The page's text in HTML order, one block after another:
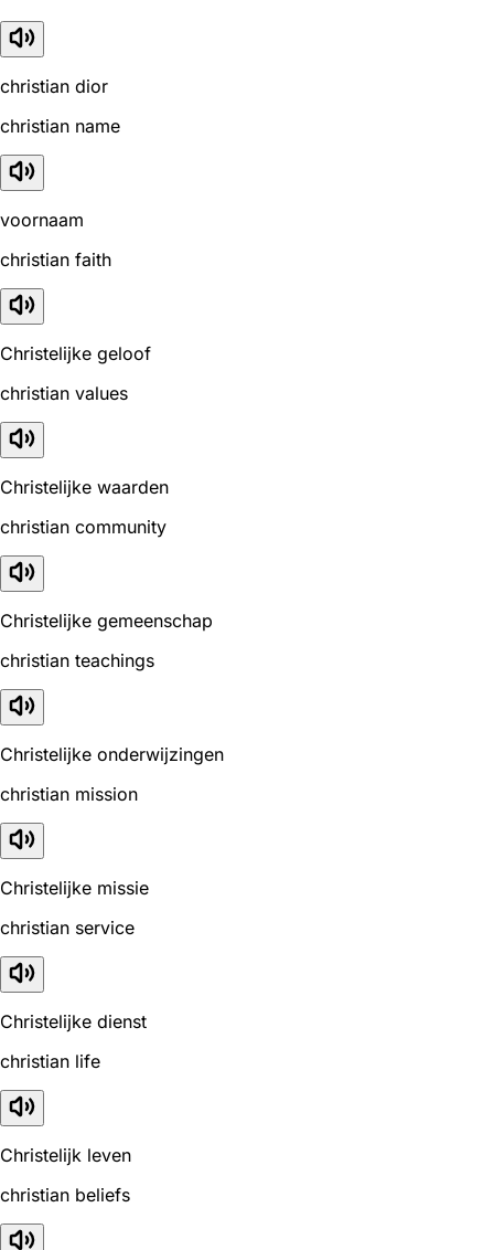
christian dior
christian name
voornaam
christian faith
Christelijke geloof
christian values
Christelijke waarden
christian community
Christelijke gemeenschap
christian teachings
Christelijke onderwijzingen
christian mission
Christelijke missie
christian service
Christelijke dienst
christian life
Christelijk leven
christian beliefs